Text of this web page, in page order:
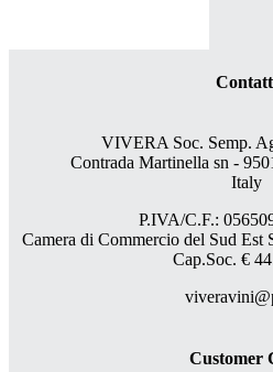
VIVERA Soc. Semp.
Contrada Martinella sn -
Italy
P.IVA/C.F.:
Camera di Commercio del Sud
Cap.Soc. €
Customer